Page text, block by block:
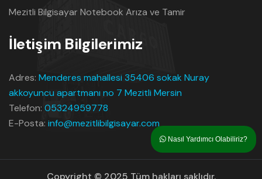
Mezitli Bilgisayar Notebook Arıza ve Tamir
İletişim Bilgilerimiz
Adres: Menderes mahallesi 35406 sokak Nuray
akkoyuncu apartmanı no 7 Mezitli Mersin
Telefon: 05324959778
E-Posta: info@mezitlibilgisayar.com
Copyright © 2025 Tüm hakları saklıdır.
Nasıl Yardımcı Olabiliriz?